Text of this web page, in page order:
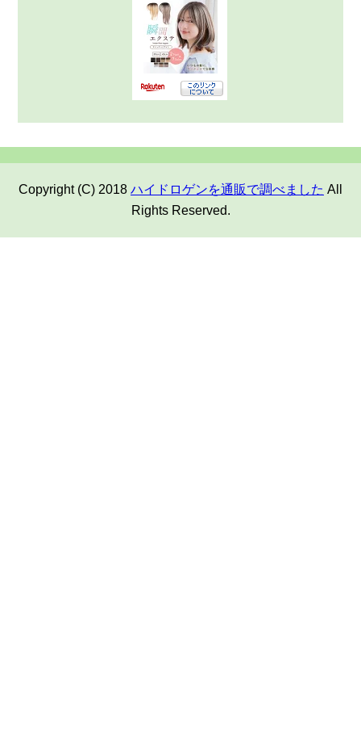
Copyright (C) 2018 ハイドロゲンを通販で調べました All
Rights Reserved.